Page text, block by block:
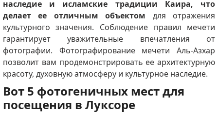
наследие и исламские традиции Каира, что
делает ее отличным объектом для отражения
культурного значения. Соблюдение правил мечети
гарантирует уважительные впечатления от
фотографии. Фотографирование мечети Аль-Азхар
позволит вам продемонстрировать ее архитектурную
красоту, духовную атмосферу и культурное наследие.
Вот 5 фотогеничных мест для
посещения в Луксоре